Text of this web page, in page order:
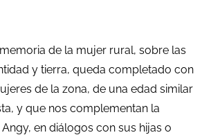
de la mujer rural, sobre las
y tierra, queda completado con
de la zona, de una edad similar
y que nos complementan la
en diálogos con sus hijas o